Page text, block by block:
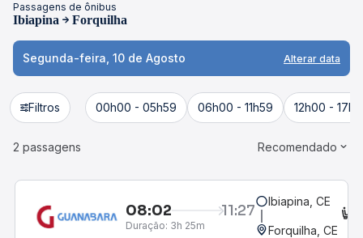
Passagens de ônibus
Ibiapina Forquilha
Segunda-feira, 10 de Agosto Alterar data
Filtros 00h00 - 05h59 06h00 - 11h59 12h00 -
2 passagens Recomendado
08:02 11:27
Duração: 3h 25m
Ibiapina, CE
Forquilha, CE